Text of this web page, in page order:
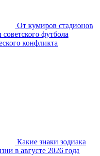
От кумиров стадионов
футбола
конфликта
Какие знаки зодиака
в августе 2026 года